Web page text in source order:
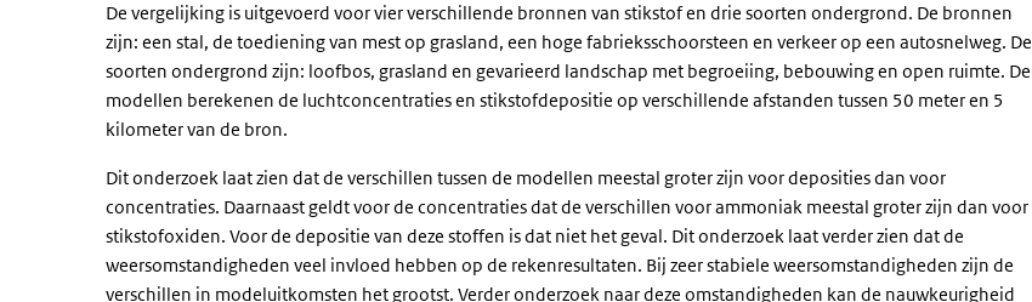
De vergelijking is uitgevoerd voor vier verschillende bronnen van stikstof en drie soorten ondergrond. De bronnen
zijn: een stal, de toediening van mest op grasland, een hoge fabrieksschoorsteen en verkeer op een autosnelweg. De
soorten ondergrond zijn: loofbos, grasland en gevarieerd landschap met begroeiing, bebouwing en open ruimte. De
modellen berekenen de luchtconcentraties en stikstofdepositie op verschillende afstanden tussen 50 meter en 5
kilometer van de bron.
Dit onderzoek laat zien dat de verschillen tussen de modellen meestal groter zijn voor deposities dan voor
concentraties. Daarnaast geldt voor de concentraties dat de verschillen voor ammoniak meestal groter zijn dan voor
stikstofoxiden. Voor de depositie van deze stoffen is dat niet het geval. Dit onderzoek laat verder zien dat de
weersomstandigheden veel invloed hebben op de rekenresultaten. Bij zeer stabiele weersomstandigheden zijn de
verschillen in modeluitkomsten het grootst. Verder onderzoek naar deze omstandigheden kan de nauwkeurigheid